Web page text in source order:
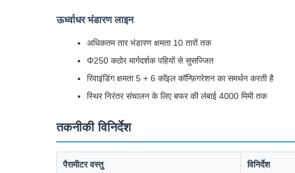
ऊर्ध्वाधर भंडारण लाइन
अधिकतम तार भंडारण क्षमता 10 तारों तक
Φ250 कठोर मार्गदर्शक पहियों से सुसज्जित
रिवाइंडिंग क्षमता 5 + 6 कॉइल कॉन्फ़िगरेशन का समर्थन करती है
स्थिर निरंतर संचालन के लिए बफर की लंबाई 4000 मिमी तक
तकनीकी विनिर्देश
पैरामीटर वस्तु विनिर्देश